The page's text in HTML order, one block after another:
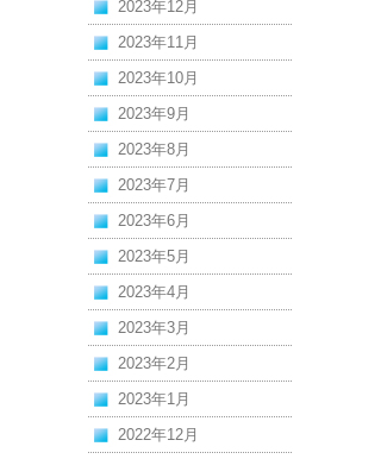
2023年12月
2023年11月
2023年10月
2023年9月
2023年8月
2023年7月
2023年6月
2023年5月
2023年4月
2023年3月
2023年2月
2023年1月
2022年12月